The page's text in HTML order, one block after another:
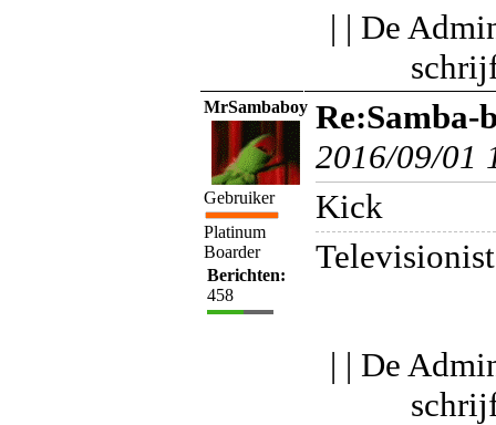
| | De
MrSambaboy
Gebruiker
Platinum
Boarder
Berichten:
458
Re:Samba-
2016/09/01
Kick
Televisionist
| | De